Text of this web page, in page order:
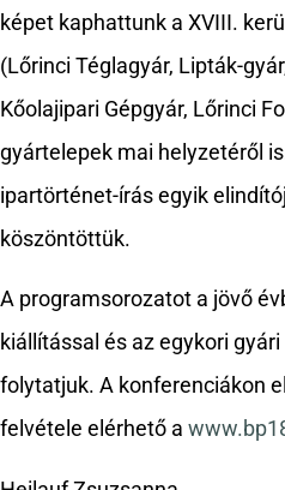
képet kaphattunk a XVIII.
(Lőrinci Téglagyár, Lipták-
Kőolajipari Gépgyár, Lőrinci
gyártelepek mai helyzetéről
ipartörténet-írás egyik
köszöntöttük.
A programsorozatot a jövő
kiállítással és az egykori
folytatjuk. A konferenciákon
felvétele elérhető a